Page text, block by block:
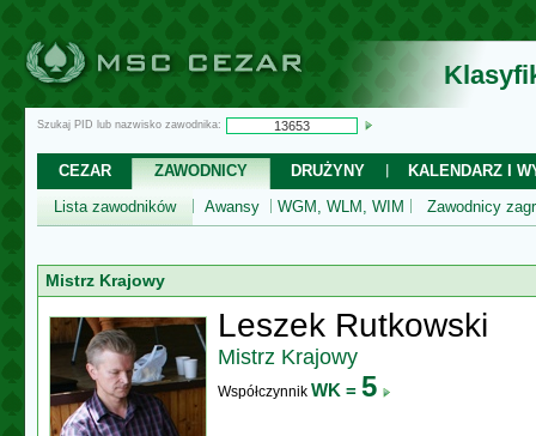
Szukaj PID lub nazwisko zawodnika:
CEZAR ZAWODNICY DRUŻYNY
KALENDARZ I
Lista zawodników
Awansy WGM, WLM, WIM Zawodnicy
Mistrz Krajowy
Leszek Rutkowski
Mistrz Krajowy
Współczynnik WK = 5